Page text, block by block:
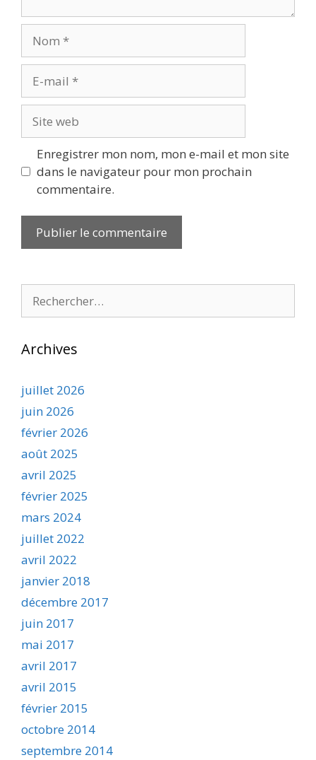
mail
web
Enregistrer mon nom, mon e-mail et mon site
dans le navigateur pour mon prochain
commentaire.
Archives
juillet 2026
juin 2026
février 2026
août 2025
avril 2025
février 2025
mars 2024
juillet 2022
avril 2022
janvier 2018
décembre 2017
juin 2017
mai 2017
avril 2017
avril 2015
février 2015
octobre 2014
septembre 2014